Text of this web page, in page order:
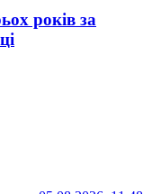
років за